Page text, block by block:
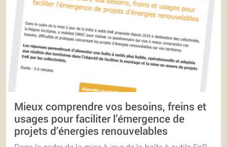
Mieux comprendre vos besoins, freins et
usages pour faciliter l’émergence de
projets d’énergies renouvelables